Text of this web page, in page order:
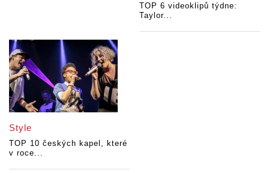
TOP 6 videoklipů týdne:
Taylor...
Style
TOP 10 českých kapel, které
v roce...